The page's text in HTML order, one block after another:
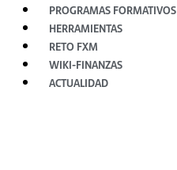
PROGRAMAS FORMATIVOS
HERRAMIENTAS
RETO FXM
WIKI-FINANZAS
ACTUALIDAD